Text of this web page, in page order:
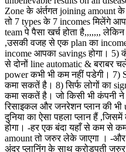
Zone के अंर्तगत joining amount
तो 7 types के 7 incomes मिलेंगे
team पे पैसा खर्च होता है,,,,,,,
,उसकी वजह से एक plan का income
income आपका savings होगा। 5)
से दोनों line automatic & बराबर
power कभी भी कम नहीं पडेगी। 7)
कमा सकतें है। 8) सिर्फ लोगों का
कमा सकतें है। जो किसी भी कंपनी
रिसाइकल और जनरेशन प्लान की
दुनिया का ऐसा पहला प्लान हैं
होगा। -हर एक बंदा यहाँ से कम से
amount तो जरुर लेके जाएगा । -
अंदर प्लानिंग के साथ करोडपती जरुर